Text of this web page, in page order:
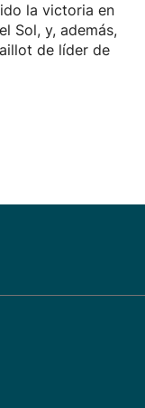
la victoria en
Sol, y, además,
de líder de